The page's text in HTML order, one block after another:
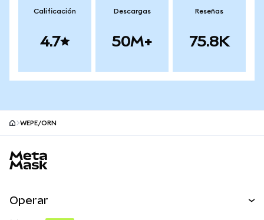
Calificación
4.7
Descargas
50M+
Reseñas
75.8K
WEPE/ORN
Operar